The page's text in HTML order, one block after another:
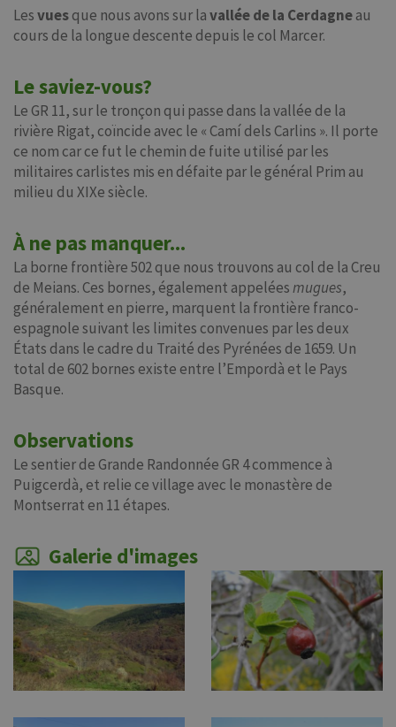
Lesvuesque nous avons sur lavallée de la Cerdagneau
cours de la longue descente depuis le col Marcer.
Le saviez-vous?
Le GR 11, sur le tronçon qui passe dans la vallée de la
rivière Rigat, coïncide avec le « Camí dels Carlins ». Il porte
ce nom car ce fut le chemin de fuite utilisé par les
militaires carlistes mis en défaite par le général Prim au
milieu du XIXe siècle.
À ne pas manquer...
La borne frontière 502 que nous trouvons au col de la Creu
de Meians. Ces bornes, également appeléesmugues,
généralement en pierre, marquent la frontière franco-
espagnole suivant les limites convenues par les deux
États dans le cadre du Traité des Pyrénées de 1659. Un
total de 602 bornes existe entre l’Empordà et le Pays
Basque.
Observations
Le sentier de Grande Randonnée GR 4 commence à
Puigcerdà, et relie ce village avec le monastère de
Montserrat en 11 étapes.
Galerie d'images